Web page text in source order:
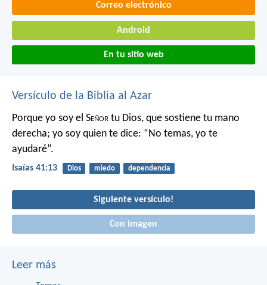
Correo electrónico
Android
En tu sitio web
Versículo de la Biblia al Azar
Porque yo soy el Señor tu Dios, que sostiene tu mano
derecha; yo soy quien te dice: “No temas, yo te
ayudaré”.
Isaías 41:13 Dios miedo dependencia
Siguiente versículo!
Con imagen
Leer más